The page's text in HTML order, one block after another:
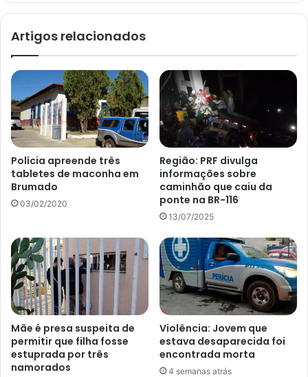
Artigos relacionados
Polícia apreende três
tabletes de maconha em
Brumado
03/02/2020
Região: PRF divulga
informações sobre
caminhão que caiu da
ponte na BR-116
13/07/2025
Mãe é presa suspeita de
permitir que filha fosse
estuprada por três
namorados
Violência: Jovem que
estava desaparecida foi
encontrada morta
4 semanas atrás